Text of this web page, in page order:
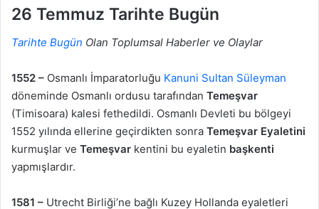
26 Temmuz Tarihte Bugün
Tarihte Bugün Olan Toplumsal Haberler ve Olaylar
1552 – Osmanlı İmparatorluğu Kanuni Sultan Süleyman
döneminde Osmanlı ordusu tarafından Temeşvar
(Timisoara) kalesi fethedildi. Osmanlı Devleti bu bölgeyi
1552 yılında ellerine geçirdikten sonra Temeşvar Eyaletini
kurmuşlar ve Temeşvar kentini bu eyaletin başkenti
yapmışlardır.
1581 – Utrecht Birliği’ne bağlı Kuzey Hollanda eyaletleri